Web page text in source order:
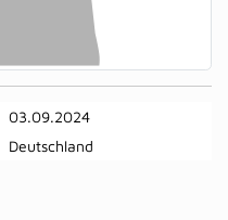
03.09.2024
Deutschland